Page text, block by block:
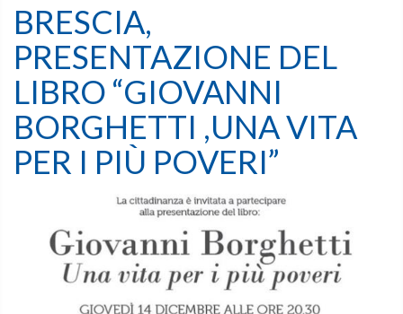
BRESCIA,
PRESENTAZIONE DEL
LIBRO “GIOVANNI
BORGHETTI ,UNA VITA
PER I PIÙ POVERI”